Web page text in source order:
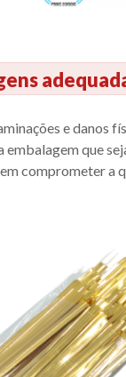
e danos
que
comprometer a